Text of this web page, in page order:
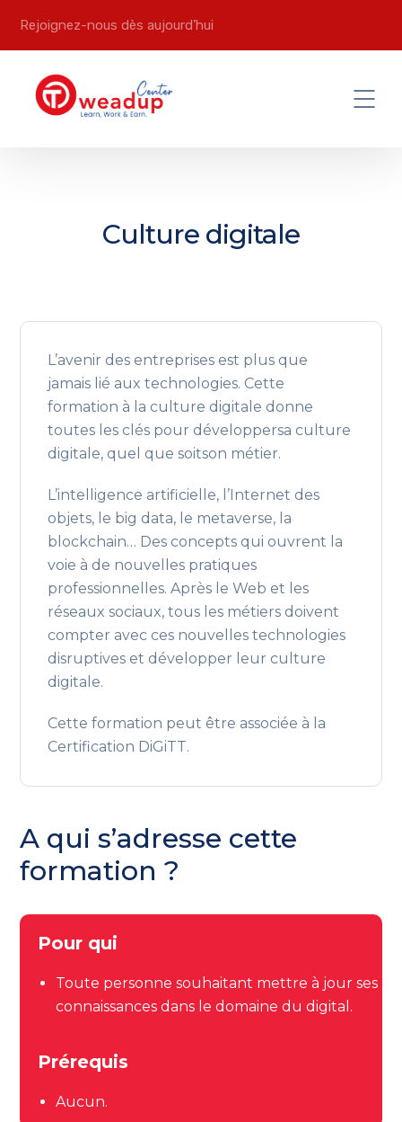
Rejoignez-nous dès aujourd’hui
Culture digitale
L’avenir des entreprises est plus que
jamais lié aux technologies. Cette
formation à la culture digitale donne
toutes les clés pour développersa culture
digitale, quel que soitson métier.
L’intelligence artificielle, l’Internet des
objets, le big data, le metaverse, la
blockchain… Des concepts qui ouvrent la
voie à de nouvelles pratiques
professionnelles. Après le Web et les
réseaux sociaux, tous les métiers doivent
compter avec ces nouvelles technologies
disruptives et développer leur culture
digitale.
Cette formation peut être associée à la
Certification DiGiTT.
A qui s’adresse cette
formation ?
Pour qui
Toute personne souhaitant mettre à jour ses
connaissances dans le domaine du digital.
Prérequis
Aucun.